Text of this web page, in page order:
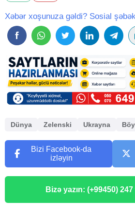
Xəbər xoşunuza gəldi? Sosial
Dünya Zelenski Ukrayna
Bizi Facebook-da
izləyin
Bizə yazın: (+99450)